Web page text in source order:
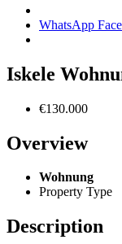
WhatsApp
Iskele
€130.000
Overview
Wohnung
Property Type
Description